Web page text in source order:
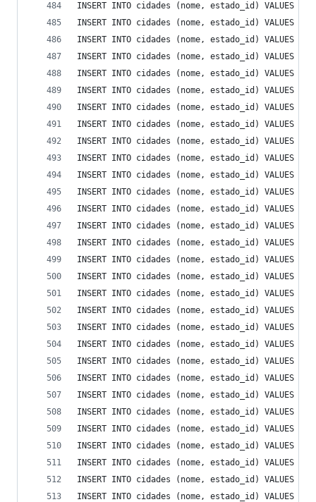
INSERT INTO cidades (nome, estado_id) VALUES
INSERT INTO cidades (nome, estado_id)
INSERT INTO cidades (nome, estado_id) VALUES
INSERT INTO cidades (nome, estado_id) VALUES
INSERT INTO cidades (nome, estado_id) VALUES
INSERT INTO cidades (nome, estado_id) VALUES
INSERT INTO cidades (nome, estado_id)
INSERT INTO cidades (nome, estado_id) VALUES
INSERT INTO cidades (nome, estado_id) VALUES
INSERT INTO cidades (nome, estado_id) VALUES
INSERT INTO cidades (nome, estado_id) VALUES
INSERT INTO cidades (nome, estado_id) VALUES
INSERT INTO cidades (nome, estado_id) VALUES
INSERT INTO cidades (nome, estado_id) VALUES
INSERT INTO cidades (nome, estado_id) VALUES
INSERT INTO cidades (nome, estado_id) VALUES
INSERT INTO cidades (nome, estado_id) VALUES
INSERT INTO cidades (nome, estado_id) VALUES
INSERT INTO cidades (nome, estado_id) VALUES
INSERT INTO cidades (nome, estado_id) VALUES
INSERT INTO cidades (nome, estado_id) VALUES
INSERT INTO cidades (nome, estado_id) VALUES
INSERT INTO cidades (nome, estado_id) VALUES
INSERT INTO cidades (nome, estado_id)
INSERT INTO cidades (nome, estado_id) VALUES
INSERT INTO cidades (nome, estado_id) VALUES
INSERT INTO cidades (nome, estado_id) VALUES
INSERT INTO cidades (nome, estado_id) VALUES
INSERT INTO cidades (nome, estado_id) VALUES
INSERT INTO cidades (nome, estado_id) VALUES